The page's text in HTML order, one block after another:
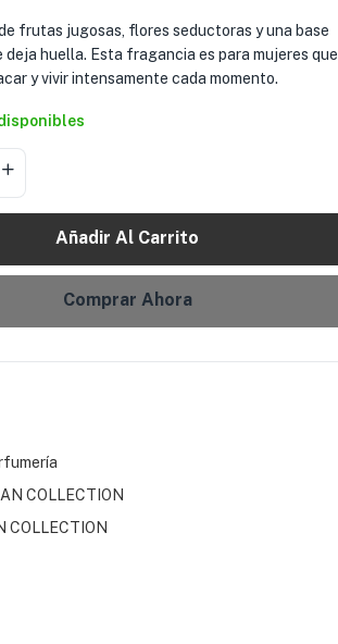
frutas jugosas, flores seductoras y una base
deja huella. Esta fragancia es para mujeres que
y vivir intensamente cada momento.
Añadir Al Carrito
Comprar Ahora
COLLECTION
COLLECTION